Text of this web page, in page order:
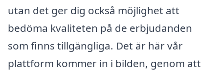
utan det ger dig också möjlighet att
bedöma kvaliteten på de erbjudanden
som finns tillgängliga. Det är här vår
plattform kommer in i bilden, genom att